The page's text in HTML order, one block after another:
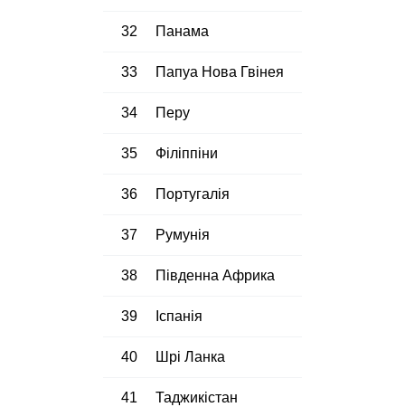
32 Панама
33 Папуа Нова Гвінея
34 Перу
35 Філіппіни
36 Португалія
37 Румунія
38 Південна Африка
39 Іспанія
40 Шрі Ланка
41 Таджикістан